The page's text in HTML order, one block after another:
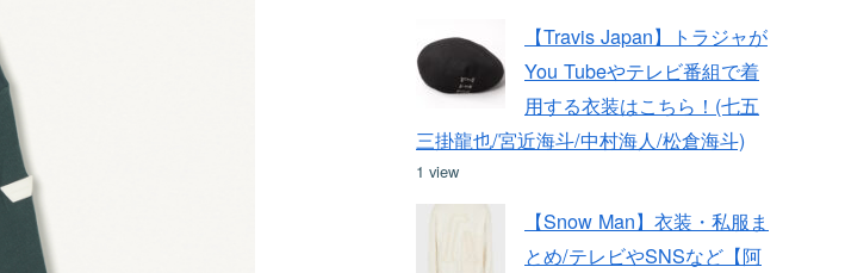
【Travis Japan】トラジャが
You Tubeやテレビ番組で着
用する衣装はこちら！(七五
三掛龍也/宮近海斗/中村海人/松倉海斗)
1 view
【Snow Man】衣装・私服ま
とめ/テレビやSNSなど【阿